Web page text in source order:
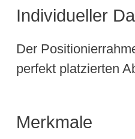
Individueller
Der
perfekt platzierten
Merkmale